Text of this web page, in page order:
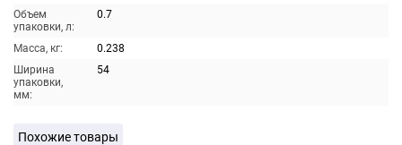
Объем
упаковки, л:
0.7
Масса, кг:
0.238
Ширина
упаковки,
мм:
54
Похожие товары